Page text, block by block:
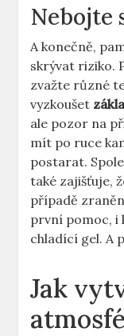
Nebojte⁤
A konečně,
skrývat riziko.
zvažte různé
vyzkoušet
ale pozor ⁤na
mít po ruce
postarat.
také ‌zajišťuje,
případě‍
první pomoc, i
⁣chladící gel. ‌A
Jak